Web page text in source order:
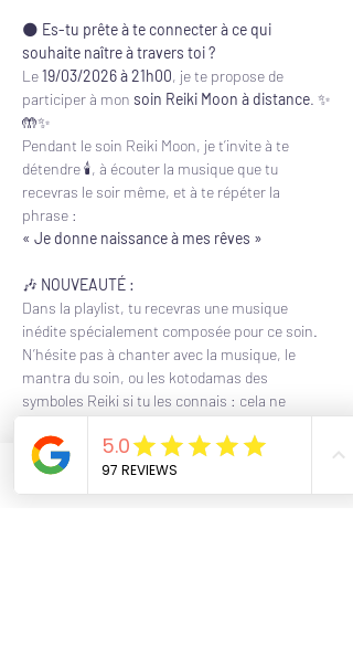
🌑 Es-tu prête à te connecter à ce qui
souhaite naître à travers toi ?
Le 19/03/2026 à 21h00, je te propose de
participer à mon soin Reiki Moon à distance. ✨
🤲✨
Pendant le soin Reiki Moon, je t’invite à te
détendre 🕯, à écouter la musique que tu
recevras le soir même, et à te répéter la
phrase :
« Je donne naissance à mes rêves »
🎶 NOUVEAUTÉ :
Dans la playlist, tu recevras une musique
inédite spécialement composée pour ce soin.
N’hésite pas à chanter avec la musique, le
mantra du soin, ou les kotodamas des
symboles Reiki si tu les connais : cela ne
À 21h30
, le soin en direct se termine, mais il se
poursuit encore durant 3 jours
Pendant ces 3 jours, je t’invite à écouter les